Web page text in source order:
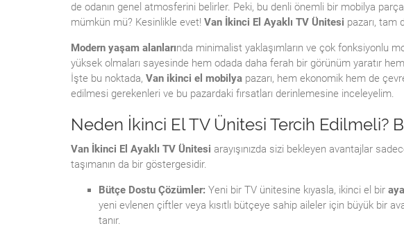
de odanın genel atmosferini belirler. Peki, bu denli önemli bir mobilya
mümkün mü? Kesinlikle evet! Van İkinci El Ayaklı TV Ünitesi pazarı, tam
Modern yaşam alanlarında minimalist yaklaşımların ve çok fonksiyonlu
yüksek olmaları sayesinde hem odada daha ferah bir görünüm yaratır
İşte bu noktada, Van ikinci el mobilya pazarı, hem ekonomik hem de
edilmesi gerekenleri ve bu pazardaki fırsatları derinlemesine inceleyelim.
Neden İkinci El TV Ünitesi Tercih Edilmeli?
Van İkinci El Ayaklı TV Ünitesi arayışınızda sizi bekleyen avantajlar
taşımanın da bir göstergesidir.
Bütçe Dostu Çözümler: Yeni bir TV ünitesine kıyasla, ikinci el bir
yeni evlenen çiftler veya kısıtlı bütçeye sahip aileler için büyük bir
tanır.